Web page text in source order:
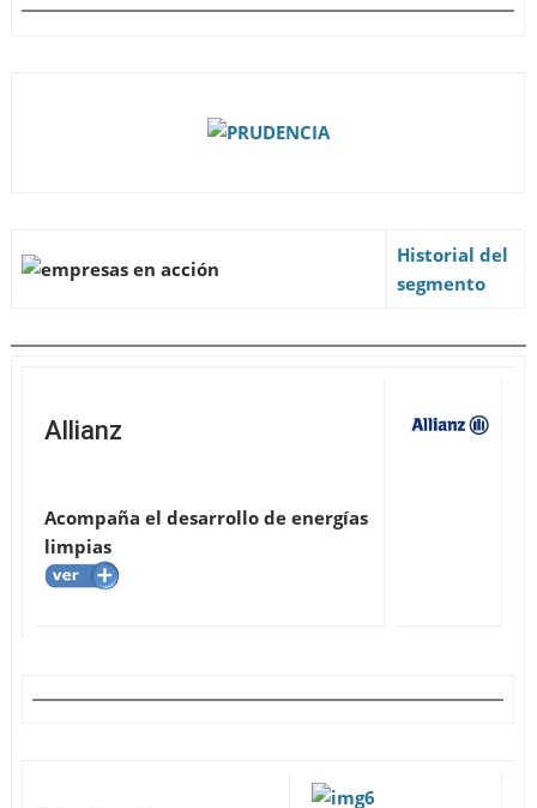
Historial del
segmento
Allianz
Acompaña el desarrollo de energías
limpias